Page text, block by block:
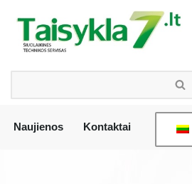
Pereiti
prie
turinio
Naujienos Kontaktai